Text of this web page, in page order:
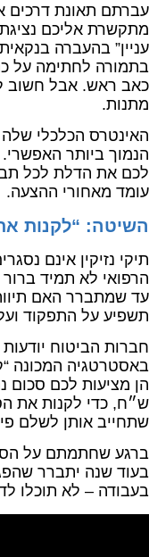
עברתם תאונת דרכים
מתקשרת אליכם
עניין” בהעברה
בתמורה לחתימה על
כאב ראש. אבל חשוב
מתנות.
האינטרס הכלכלי
הנמוך ביותר
לכם את הדלת לכל
עומד מאחורי ההצעה.
השיטה: “לקנות
תיקי נזיקין אינם
הרפואי לא תמיד ברור
עד שמתברר האם
תשפיע על התפקוד
חברות הביטוח
באסטרטגיה המכונה
ש״ח, כדי לקנות את
שתחייב אותן לשלם
ברגע שחתמתם על
בעוד שנה יתברר
בעבודה – לא תוכלו